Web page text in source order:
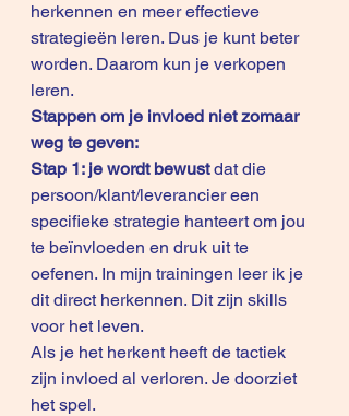
herkennen en meer effectieve
strategieën leren. Dus je kunt beter
worden. Daarom kun je verkopen
leren.
Stappen om je invloed niet zomaar
weg te geven:
Stap 1: je wordt bewust dat die
persoon/klant/leverancier een
specifieke strategie hanteert om jou
te beïnvloeden en druk uit te
oefenen. In mijn trainingen leer ik je
dit direct herkennen. Dit zijn skills
voor het leven.
Als je het herkent heeft de tactiek
zijn invloed al verloren. Je doorziet
het spel.